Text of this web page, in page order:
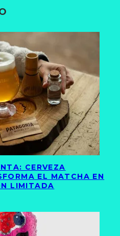
CERVEZA
EL MATCHA EN
LIMITADA